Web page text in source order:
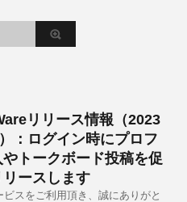
リリース情報（2023
：ログイン時にプロフ
やトークボード投稿を促
ースします
ビスをご利用頂き、誠にありがと